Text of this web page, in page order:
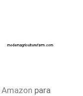
Amazon para